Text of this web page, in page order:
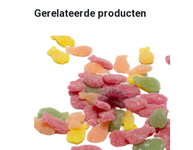
Gerelateerde producten